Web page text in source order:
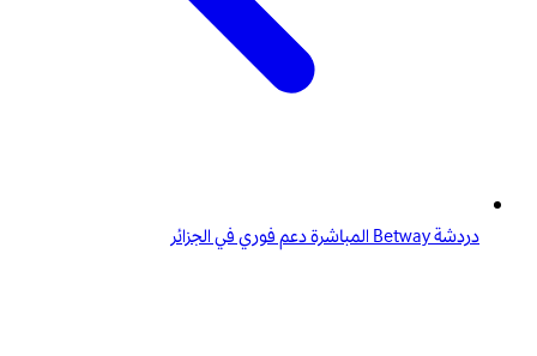
دردشة Betway المباشرة دعم فوري في الجزائر